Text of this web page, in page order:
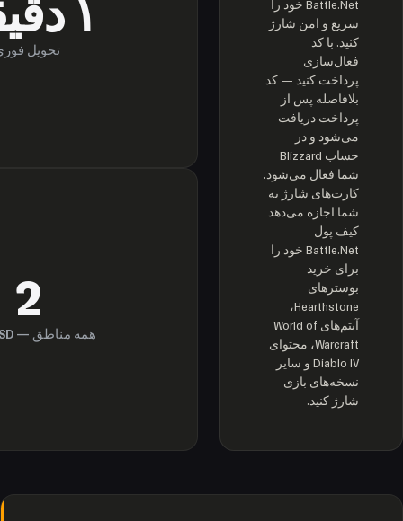
Battle.Net خود را
سریع و امن شارژ
کنید. با کد
فعال‌سازی
پرداخت کنید — کد
بلافاصله پس از
پرداخت دریافت
می‌شود و در
حساب Blizzard
شما فعال می‌شود.
کارت‌های شارژ به
شما اجازه می‌دهد
کیف پول
Battle.Net خود را
برای خرید
بوسترهای
Hearthstone،
آیتم‌های World of
Warcraft، محتوای
Diablo IV و سایر
نسخه‌های بازی
شارژ کنید.
۱ دقیقه
تحویل
2
همه مناطق — EUR, USD